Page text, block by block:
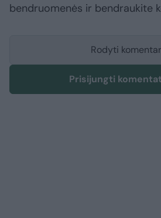
bendruomenės ir bendraukite
Rodyti
Prisijungti